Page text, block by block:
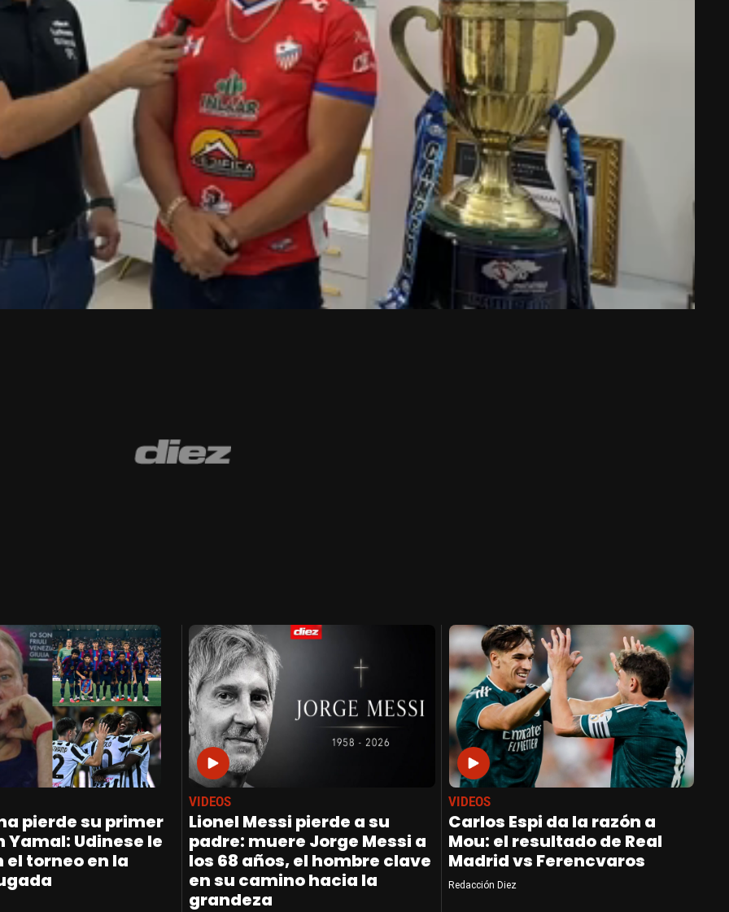
pierde su primer
Yamal: Udinese le
el torneo en la
VIDEOS
Lionel Messi pierde a su
padre: muere Jorge Messi a
los 68 años, el hombre clave
en su camino hacia la
grandeza
VIDEOS
Carlos Espi da la razón a
Mou: el resultado de Real
Madrid vs Ferencvaros
Redacción Diez